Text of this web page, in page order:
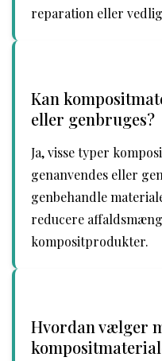
reparation eller
Kan
eller genbruges?
Ja, visse typer
genanvendes eller
genbehandle
reducere
kompositprodukter.
Hvordan vælger